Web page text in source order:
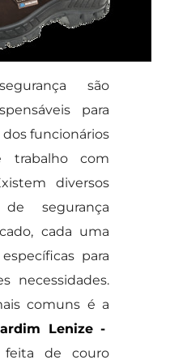
são
para
funcionários
trabalho com
diversos
segurança
cada uma
para
necessidades.
comuns é a
Lenize -
de couro